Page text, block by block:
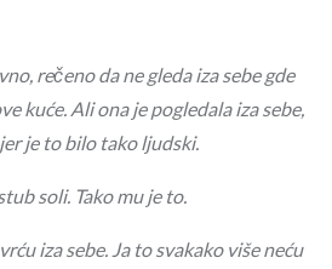
rečeno da ne gleda iza sebe gde
kuće. Ali ona je pogledala iza sebe,
je to bilo tako ljudski.
soli. Tako mu je to.
iza sebe. Ja to svakako više neću